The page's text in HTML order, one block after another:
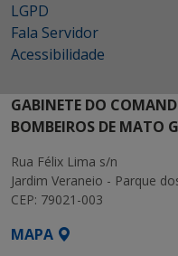
LGPD
Fala Servidor
Acessibilidade
GABINETE DO
BOMBEIROS DE MATO
Rua Félix Lima s/n
Jardim Veraneio - Parque
CEP: 79021-003
MAPA